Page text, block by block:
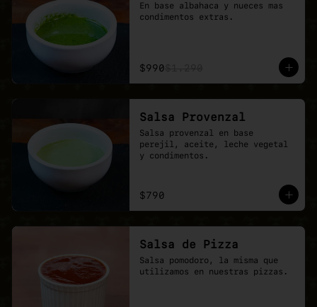
En base albahaca y nueces mas
condimentos extras.
$990
Salsa Provenzal
Salsa provenzal en base
perejil, aceite, leche vegetal
y condimentos.
$790
Salsa de Pizza
Salsa pomodoro, la misma que
utilizamos en nuestras pizzas.